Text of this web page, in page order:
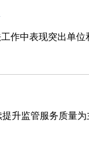
作中表现突出单
升监管服务质量